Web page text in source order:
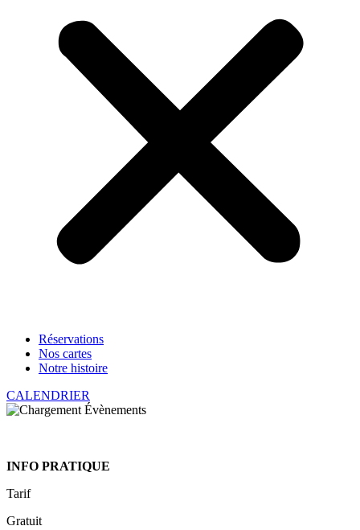
Réservations
Nos cartes
Notre histoire
CALENDRIER
INFO PRATIQUE
Tarif
Gratuit